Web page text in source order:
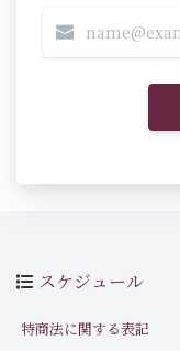
スケジュール
特商法に関する表記